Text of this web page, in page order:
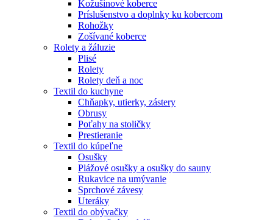
Kožušinové koberce
Príslušenstvo a doplnky ku kobercom
Rohožky
Zošívané koberce
Rolety a žáluzie
Plisé
Rolety
Rolety deň a noc
Textil do kuchyne
Chňapky, utierky, zástery
Obrusy
Poťahy na stoličky
Prestieranie
Textil do kúpeľne
Osušky
Plážové osušky a osušky do sauny
Rukavice na umývanie
Sprchové závesy
Uteráky
Textil do obývačky